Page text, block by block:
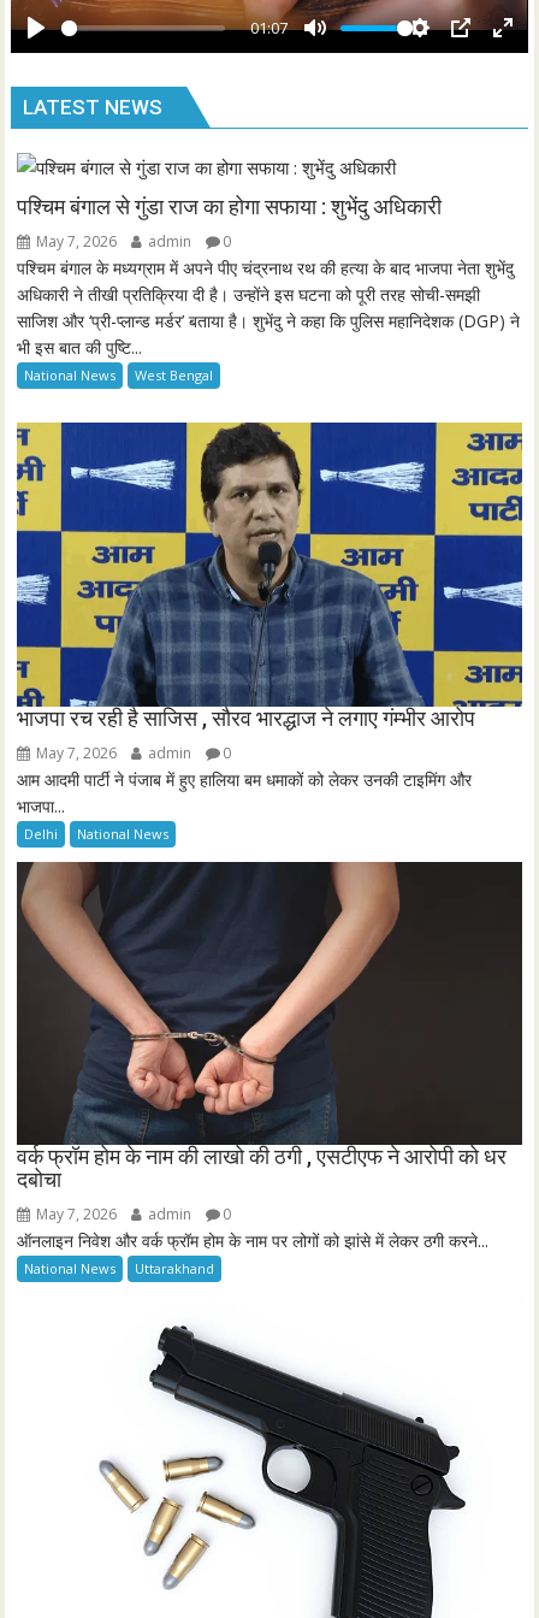
e
P
l
a
01:07
M
S
n
s
P
E
l
s
e
n
y
LATEST NEWS
पश्चिम बंगाल से गुंडा राज का होगा सफाया : शुभेंदु अधिकारी
May 7, 2026 admin 0
पश्चिम बंगाल के मध्यग्राम में अपने पीए चंद्रनाथ रथ की हत्या के बाद भाजपा नेता शुभेंदु
अधिकारी ने तीखी प्रतिक्रिया दी है। उन्होंने इस घटना को पूरी तरह सोची-समझी
साजिश और ‘प्री-प्लान्ड मर्डर’ बताया है। शुभेंदु ने कहा कि पुलिस महानिदेशक (DGP) ने
भी इस बात की पुष्टि...
National News West Bengal
भाजपा रच रही है साजिस , सौरव भारद्धाज ने लगाए गंम्भीर आरोप
May 7, 2026 admin 0
आम आदमी पार्टी ने पंजाब में हुए हालिया बम धमाकों को लेकर उनकी टाइमिंग और
भाजपा...
Delhi National News
वर्क फ्रॉम होम के नाम की लाखो की ठगी , एसटीएफ ने आरोपी को धर
दबोचा
May 7, 2026 admin 0
ऑनलाइन निवेश और वर्क फ्रॉम होम के नाम पर लोगों को झांसे में लेकर ठगी करने...
National News Uttarakhand